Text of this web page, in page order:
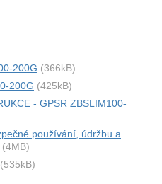
200G (366kB)
200G (425kB)
- GPSR ZBSLIM100-
používání, údržbu a
(4MB)
(535kB)